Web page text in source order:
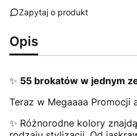
Zapytaj o produkt
Opis
✨ 55 brokatów w jednym
Teraz w Megaaaa Promocji
✨ Różnorodne kolory